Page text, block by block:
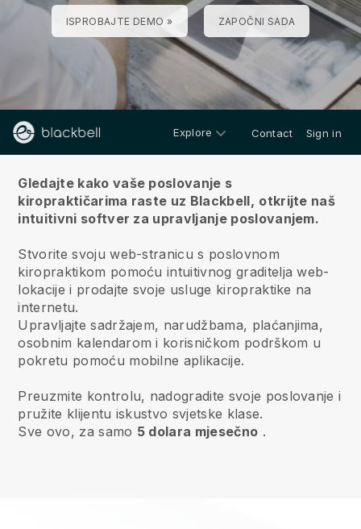
ISPROBAJTE DEMO » ZAPOČNI SADA
Explore Contact Sign in
Gledajte kako vaše poslovanje s
kiropraktičarima raste uz Blackbell, otkrijte naš
intuitivni softver za upravljanje poslovanjem.
Stvorite svoju web-stranicu s poslovnom
kiropraktikom pomoću intuitivnog graditelja web-
lokacije i prodajte svoje usluge kiropraktike na
internetu.
Upravljajte sadržajem, narudžbama, plaćanjima,
osobnim kalendarom i korisničkom podrškom u
pokretu pomoću mobilne aplikacije.
Preuzmite kontrolu, nadogradite svoje poslovanje i
pružite klijentu iskustvo svjetske klase.
Sve ovo, za samo 5 dolara mjesečno .